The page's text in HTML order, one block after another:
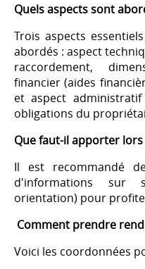
Quels aspects sont
Trois aspects
abordés : aspect
raccordement,
financier (aides
et aspect administratif
obligations du
Que faut-il apporter
Il est recommandé
d'informations sur
orientation) pour
Comment prendre
Voici les coordonnées